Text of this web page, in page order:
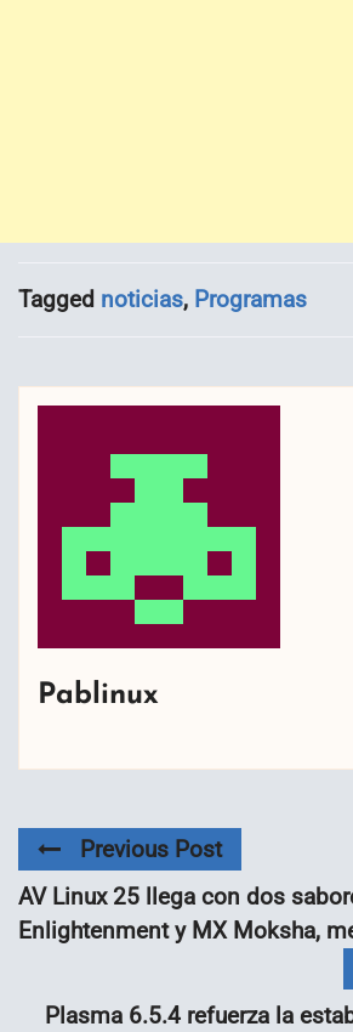
Tagged noticias, Programas
Pablinux
Previous Post
AV Linux 25 llega con dos
Enlightenment y MX Moksha,
Plasma 6.5.4 refuerza la